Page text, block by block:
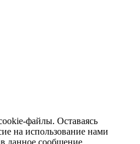
файлы. Оставаясь
на использование нами
данное сообщение,